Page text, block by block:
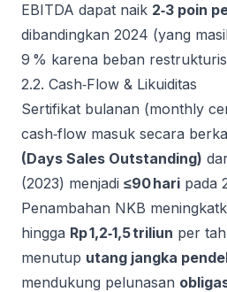
EBITDA dapat naik 2‑3 poin
dibandingkan 2024 (yang
9 % karena beban
2.2. Cash‑Flow & Likuiditas
Sertifikat bulanan (monthly
cash‑flow masuk secara
(Days Sales Outstanding)
(2023) menjadi ≤90 hari pada
Penambahan NKB
hingga Rp 1,2‑1,5 triliun per
menutup utang jangka
mendukung pelunasan